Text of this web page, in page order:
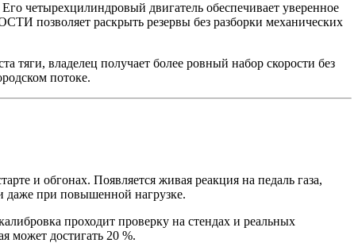
четырехцилиндровый двигатель обеспечивает уверенное
позволяет раскрыть резервы без разборки механических
тяги, владелец получает более ровный набор скорости без
потоке.
и обгонах. Появляется живая реакция на педаль газа,
даже при повышенной нагрузке.
проходит проверку на стендах и реальных
может достигать 20 %.